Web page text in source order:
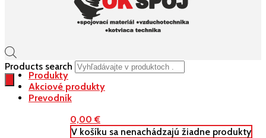
Products search
0,00€
V košíku sa nenachádzajú žiadne produkty
Produkty
Akciové produkty
Prevodník